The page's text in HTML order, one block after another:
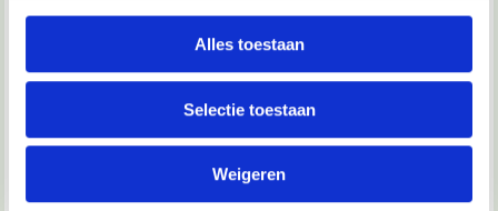
personaliseren, om functies voor social media te bieden
en om ons websiteverkeer te analyseren. Ook delen we
informatie over jouw gebruik van onze site met onze
partners kunnen deze gegevens combineren met andere
informatie die je aan ze hebt verstrekt of die ze hebben
verzameld op basis van jouw gebruik van hun services.
Alles toestaan
Selectie toestaan
Weigeren
Maak er bijvoorbeeld het volgende van:
"In wezen zag Gravendal er meer uit als een dorp dan als
een stad, maar omdat er officiële gildenvestigingen waren,
kreeg het toch deze benaming."